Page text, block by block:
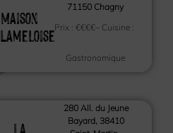
Maison
Lameloise
71150 Chagny
Prix :€€€€– Cuisine :
Gastronomique
La
280 All. du Jeune
Bayard, 38410